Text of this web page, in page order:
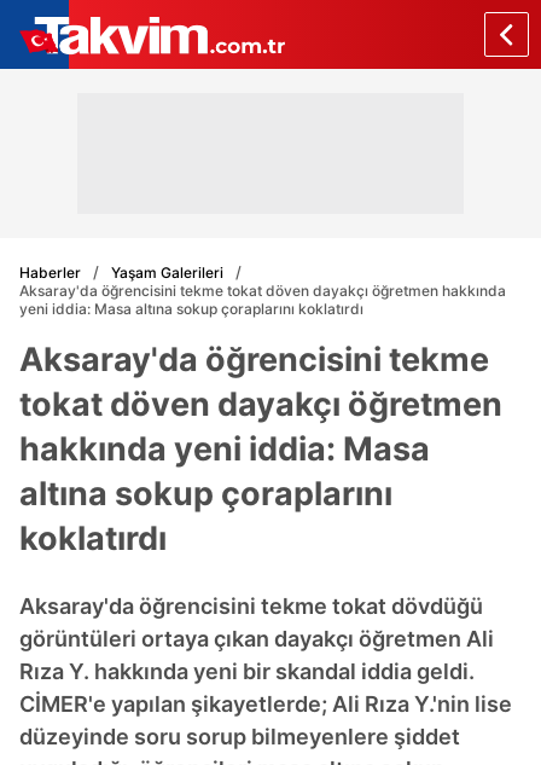
Haberler
Yaşam Galerileri
Aksaray'da öğrencisini tekme tokat döven dayakçı öğretmen hakkında
yeni iddia: Masa altına sokup çoraplarını koklatırdı
Aksaray'da öğrencisini tekme
tokat döven dayakçı öğretmen
hakkında yeni iddia: Masa
altına sokup çoraplarını
koklatırdı
Aksaray'da öğrencisini tekme tokat dövdüğü
görüntüleri ortaya çıkan dayakçı öğretmen Ali
Rıza Y. hakkında yeni bir skandal iddia geldi.
CİMER'e yapılan şikayetlerde; Ali Rıza Y.'nin lise
düzeyinde soru sorup bilmeyenlere şiddet